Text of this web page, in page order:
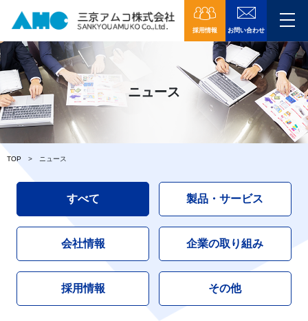
採用情報 お問い合わせ
ニュース
TOP ニュース
すべて 製品・サービス
会社情報 企業の取り組み
採用情報 その他